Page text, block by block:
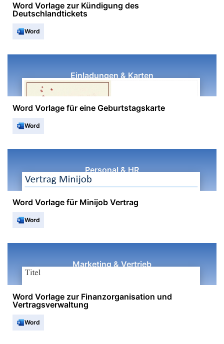
Word Vorlage zur Kündigung des
Deutschlandtickets
Word
Einladungen & Karten
Word Vorlage für eine Geburtstagskarte
Word
Personal & HR
Word Vorlage für Minijob Vertrag
Word
Marketing & Vertrieb
Word Vorlage zur Finanzorganisation und
Vertragsverwaltung
Word